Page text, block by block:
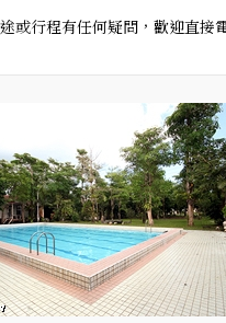
或行程有任何疑問，歡迎直接